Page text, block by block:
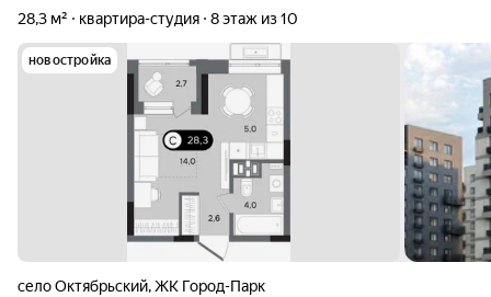
28,3 м²
квартира-студия 8 этаж из 10
новостройка
село Октябрьский,ЖК Город-Парк